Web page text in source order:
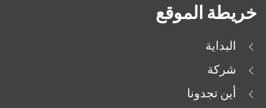
خريطة الموقع
البداية
شركة
أين تجدونا